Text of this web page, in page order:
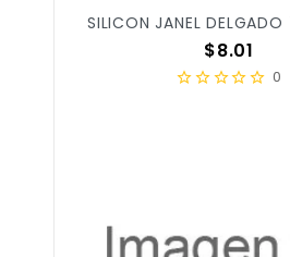
Precio
$8.01
0